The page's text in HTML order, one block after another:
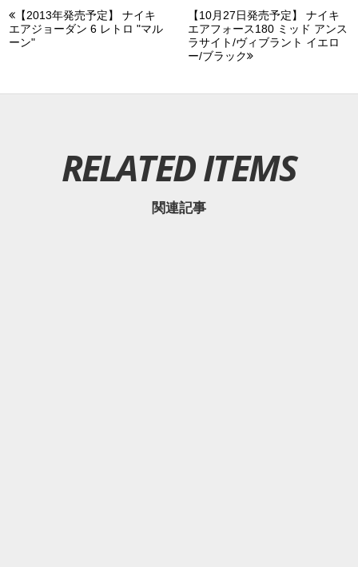
【2013年発売予定】 ナイキ
エアジョーダン 6 レトロ "マル
ーン"
【10月27日発売予定】 ナイキ
エアフォース180 ミッド アンス
ラサイト/ヴィブラント イエロ
ー/ブラック
RELATED ITEMS
関連記事